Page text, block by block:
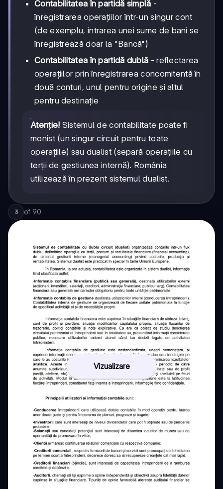
Contabilitatea în partidă simplă -
înregistrarea operațiilor într-un singur cont
(de exemplu, intrarea unei sume de bani se
înregistrează doar la "Bancă")
Contabilitatea în partidă dublă - reflectarea
operațiilor prin înregistrarea concomitentă în
două conturi, unul pentru origine și altul
pentru destinație
Atenție! Sistemul de contabilitate poate fi
monist (un singur circuit pentru toate
operațiile) sau dualist (separă operațiile cu
terții de gestiunea internă). România
utilizează în prezent sistemul dualist.
3 of 90
Vizualizare